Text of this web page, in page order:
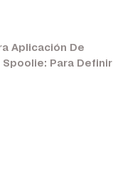
Aplicación De
Spoolie: Para Definir